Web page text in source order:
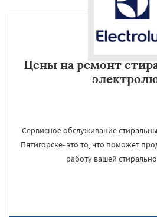
Цены на ремонт
Сервисное обслуживание
Пятигорске- это то, что поможет
работу вашей